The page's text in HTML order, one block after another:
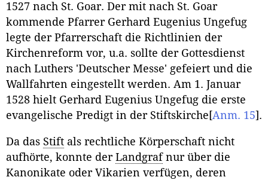
1527 nach St. Goar. Der mit nach St. Goar
kommende Pfarrer Gerhard Eugenius Ungefug
legte der Pfarrerschaft die Richtlinien der
Kirchenreform vor, u.a. sollte der Gottesdienst
nach Luthers 'Deutscher Messe' gefeiert und die
Wallfahrten eingestellt werden. Am 1. Januar
1528 hielt Gerhard Eugenius Ungefug die erste
evangelische Predigt in der Stiftskirche [Anm. 15] .
Da das Stift als rechtliche Körperschaft nicht
aufhörte, konnte der Landgrafnur über die
Kanonikate oder Vikarien verfügen, deren